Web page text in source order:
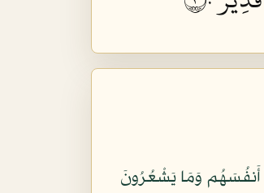
وَمَا يَخْدَعُونَ إِلاَّ أَنفُسَهُم وَمَا يَشْعُرُونَ